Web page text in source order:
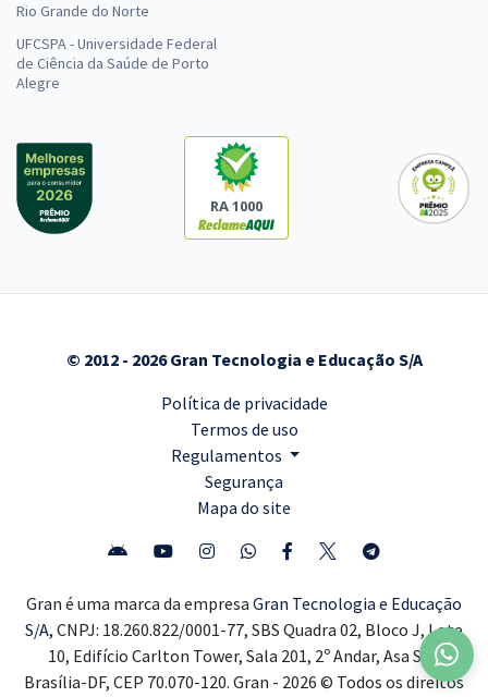
Rio Grande do Norte
UFCSPA - Universidade Federal
de Ciência da Saúde de Porto
Alegre
RA 1000
© 2012 - 2026 Gran Tecnologia e Educação S/A
Política de privacidade
Termos de uso
Regulamentos
Segurança
Mapa do site
Gran é uma marca da empresa Gran Tecnologia e Educação
S/A, CNPJ: 18.260.822/0001-77, SBS Quadra 02, Bloco J, Lote
10, Edifício Carlton Tower, Sala 201, 2º Andar, Asa Sul,
Brasília-DF, CEP 70.070-120. Gran - 2026 © Todos os direitos